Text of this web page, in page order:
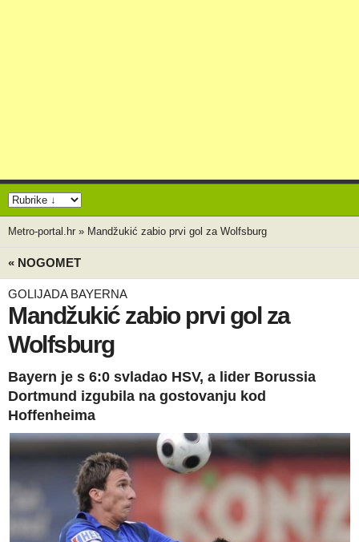
Metro-portal.hr » Mandžukić zabio prvi gol za Wolfsburg
« NOGOMET
GOLIJADA BAYERNA
Mandžukić zabio prvi gol za
Wolfsburg
Bayern je s 6:0 svladao HSV, a lider Borussia
Dortmund izgubila na gostovanju kod
Hoffenheima